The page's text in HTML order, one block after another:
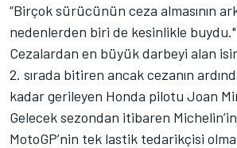
“Birçok sürücünün ceza almasının
nedenlerden biri de kesinlikle buydu."
Cezalardan en büyük darbeyi alan
2. sırada bitiren ancak cezanın
kadar gerileyen Honda pilotu Joan
Gelecek sezondan itibaren
MotoGP’nin tek lastik tedarikçisi